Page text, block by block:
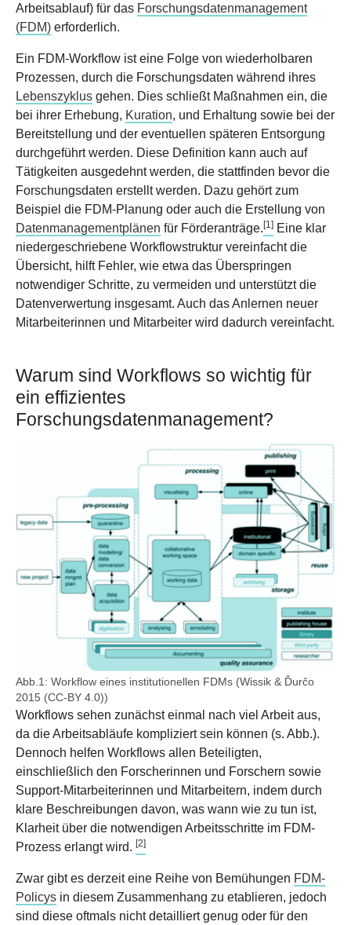
Arbeitsablauf) für das Forschungsdatenmanagement
(FDM) erforderlich.
Ein FDM-Workflow ist eine Folge von wiederholbaren
Prozessen, durch die Forschungsdaten während ihres
Lebenszyklus gehen. Dies schließt Maßnahmen ein, die
bei ihrer Erhebung, Kuration, und Erhaltung sowie bei der
Bereitstellung und der eventuellen späteren Entsorgung
durchgeführt werden. Diese Definition kann auch auf
Tätigkeiten ausgedehnt werden, die stattfinden bevor die
Forschungsdaten erstellt werden. Dazu gehört zum
Beispiel die FDM-Planung oder auch die Erstellung von
Datenmanagementplänen für Förderanträge.[1] Eine klar
niedergeschriebene Workflowstruktur vereinfacht die
Übersicht, hilft Fehler, wie etwa das Überspringen
notwendiger Schritte, zu vermeiden und unterstützt die
Datenverwertung insgesamt. Auch das Anlernen neuer
Mitarbeiterinnen und Mitarbeiter wird dadurch vereinfacht.
Warum sind Workflows so wichtig für
ein effizientes
Forschungsdatenmanagement?
Abb.1: Workflow eines institutionellen FDMs (Wissik & Ďurčo
2015 (CC-BY 4.0))
Workflows sehen zunächst einmal nach viel Arbeit aus,
da die Arbeitsabläufe kompliziert sein können (s. Abb.).
Dennoch helfen Workflows allen Beteiligten,
einschließlich den Forscherinnen und Forschern sowie
Support-Mitarbeiterinnen und Mitarbeitern, indem durch
klare Beschreibungen davon, was wann wie zu tun ist,
Klarheit über die notwendigen Arbeitsschritte im FDM-
Prozess erlangt wird. [2]
Zwar gibt es derzeit eine Reihe von Bemühungen FDM-
Policys in diesem Zusammenhang zu etablieren, jedoch
sind diese oftmals nicht detailliert genug oder für den